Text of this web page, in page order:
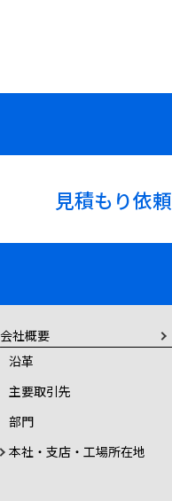
見積もり依頼
会社概要
沿革
主要取引先
部門
本社・支店・工場所在地